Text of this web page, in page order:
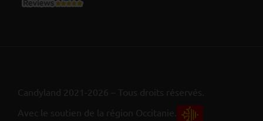
Candyland 2021-2026 – Tous droits réservés.
Avec le soutien de la région Occitanie.